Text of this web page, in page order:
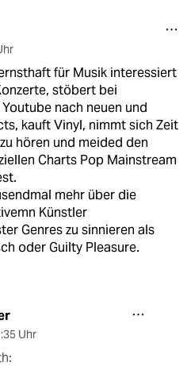
für Musik interessiert
stöbert bei
nach neuen und
kauft Vinyl, nimmt sich Zeit
hören und meided den
Charts Pop Mainstream
mehr über die
Künstler
Genres zu sinnieren als
oder Guilty Pleasure.
Uhr